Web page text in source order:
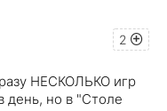
2
НЕСКОЛЬКО игр
день, но в "Столе